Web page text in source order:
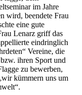
im Jahre
wird, beendete Frau
eine gute
Lenarz griff das
eindringlich
Vereine, die
ihren Sport und
zu bewerben,
kümmern uns um